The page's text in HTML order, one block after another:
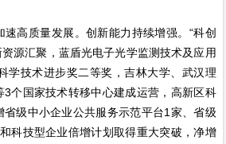
速高质量发展。创新能力持续增强。“科创
源汇聚，蓝盾光电子光学监测技术及应用
学技术进步奖二等奖，吉林大学、武汉理
3个国家技术转移中心建成运营，高新区科
级中小企业公共服务示范平台1家、省级
科技型企业倍增计划取得重大突破，净增